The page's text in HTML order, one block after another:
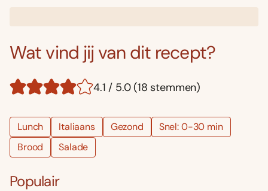
Wat vind jij van dit recept?
4.1 / 5.0 (18 stemmen)
Lunch Italiaans Gezond
Snel: 0-30 min
Brood
Salade
Populair